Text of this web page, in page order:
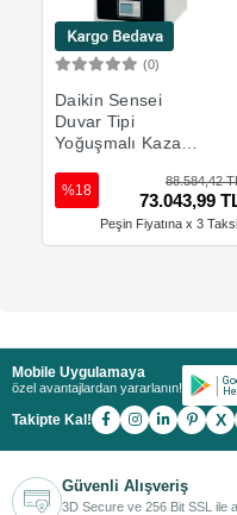
(0)
Daikin Sensei
Duvar Tipi
Yoğuşmalı Kazan
88.584,42
73.043,99
%18
Peşin Fiyatına x 3
Mobile Uygulamaya
özel avantajlardan yararlanın!
Takipte Kal! X
Güvenli Alışveriş
3D Secure ve 256 Bit SSL ile